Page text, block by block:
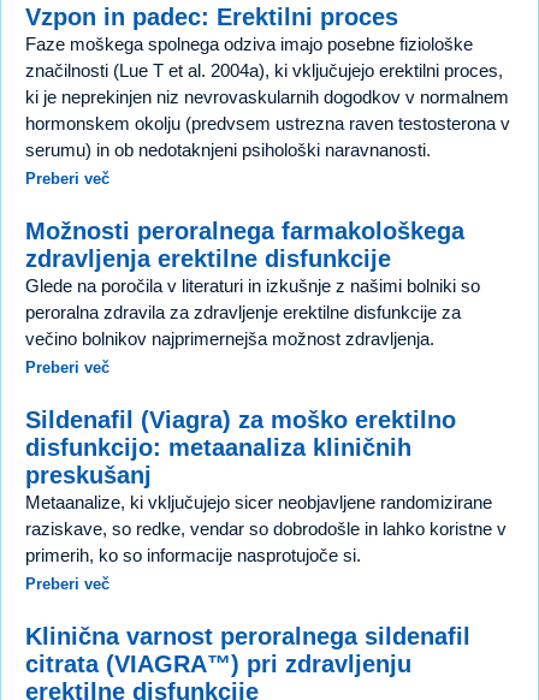
Vzpon in padec: Erektilni proces
Faze moškega spolnega odziva imajo posebne fiziološke
značilnosti (Lue T et al. 2004a), ki vključujejo erektilni proces,
ki je neprekinjen niz nevrovaskularnih dogodkov v normalnem
hormonskem okolju (predvsem ustrezna raven testosterona v
serumu) in ob nedotaknjeni psihološki naravnanosti.
Preberi več
Možnosti peroralnega farmakološkega
zdravljenja erektilne disfunkcije
Glede na poročila v literaturi in izkušnje z našimi bolniki so
peroralna zdravila za zdravljenje erektilne disfunkcije za
večino bolnikov najprimernejša možnost zdravljenja.
Preberi več
Sildenafil (Viagra) za moško erektilno
disfunkcijo: metaanaliza kliničnih
preskušanj
Metaanalize, ki vključujejo sicer neobjavljene randomizirane
raziskave, so redke, vendar so dobrodošle in lahko koristne v
primerih, ko so informacije nasprotujoče si.
Preberi več
Klinična varnost peroralnega sildenafil
citrata (VIAGRA™) pri zdravljenju
erektilne disfunkcije